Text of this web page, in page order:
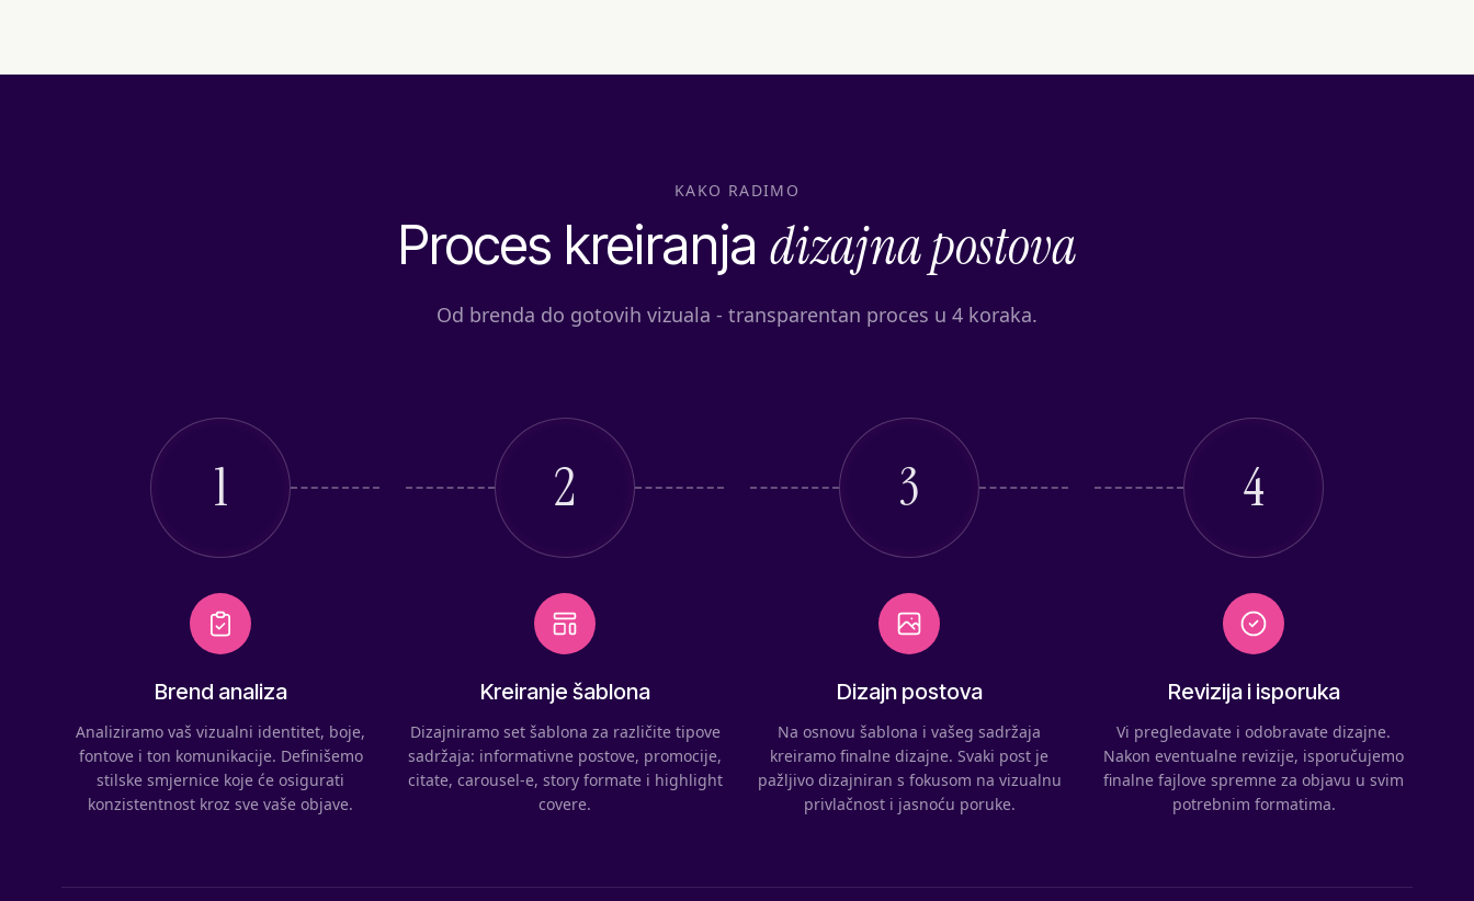
KAKO RADIMO
Proces kreiranja dizajna postova
Od brenda do gotovih vizuala - transparentan proces u 4 koraka.
1
Brend analiza
Analiziramo vaš vizualni identitet, boje,
fontove i ton komunikacije. Definišemo
stilske smjernice koje će osigurati
konzistentnost kroz sve vaše objave.
2
Kreiranje šablona
Dizajniramo set šablona za različite tipove
sadržaja: informativne postove, promocije,
citate, carousel-e, story formate i highlight
covere.
3
Dizajn postova
Na osnovu šablona i vašeg sadržaja
kreiramo finalne dizajne. Svaki post je
pažljivo dizajniran s fokusom na vizualnu
privlačnost i jasnoću poruke.
4
Revizija i isporuka
Vi pregledavate i odobravate dizajne.
Nakon eventualne revizije, isporučujemo
finalne fajlove spremne za objavu u svim
potrebnim formatima.